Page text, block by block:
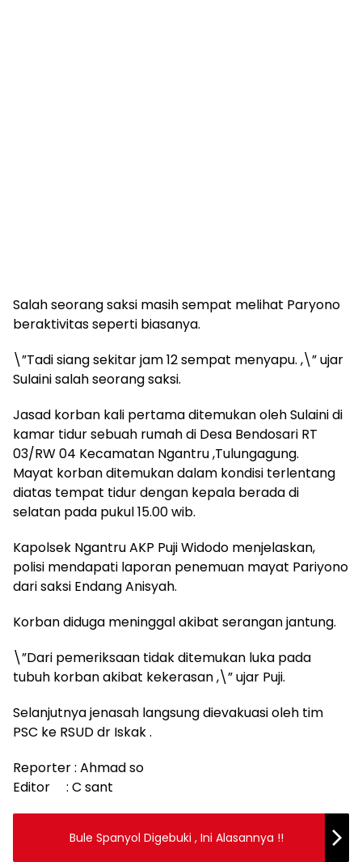
Salah seorang saksi masih sempat melihat Paryono
beraktivitas seperti biasanya.
\”Tadi siang sekitar jam 12 sempat menyapu. ,\” ujar
Sulaini salah seorang saksi.
Jasad korban kali pertama ditemukan oleh Sulaini di
kamar tidur sebuah rumah di Desa Bendosari RT
03/RW 04 Kecamatan Ngantru ,Tulungagung.
Mayat korban ditemukan dalam kondisi terlentang
diatas tempat tidur dengan kepala berada di
selatan pada pukul 15.00 wib.
Kapolsek Ngantru AKP Puji Widodo menjelaskan,
polisi mendapati laporan penemuan mayat Pariyono
dari saksi Endang Anisyah.
Korban diduga meninggal akibat serangan jantung.
\”Dari pemeriksaan tidak ditemukan luka pada
tubuh korban akibat kekerasan ,\” ujar Puji.
Selanjutnya jenasah langsung dievakuasi oleh tim
PSC ke RSUD dr Iskak .
Reporter : Ahmad so
Editor : C sant
Bule Spanyol Digebuki , Ini Alasannya !!